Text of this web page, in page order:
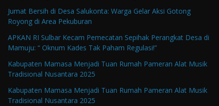
Jumat Bersih di Desa Salukonta: Warga Gelar Aksi Gotong
Royong di Area Pekuburan
APKAN RI Sulbar Kecam Pemecatan Sepihak Perangkat Desa di
Mamuju: “ Oknum Kades Tak Paham Regulasi!”
Kabupaten Mamasa Menjadi Tuan Rumah Pameran Alat Musik
Tradisional Nusantara 2025
Kabupaten Mamasa Menjadi Tuan Rumah Pameran Alat Musik
Tradisional Nusantara 2025